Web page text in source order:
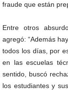
fraude que están
Entre otros
agregó: “Además
todos los días, por
en las escuelas
sentido, buscó
los estudiantes y